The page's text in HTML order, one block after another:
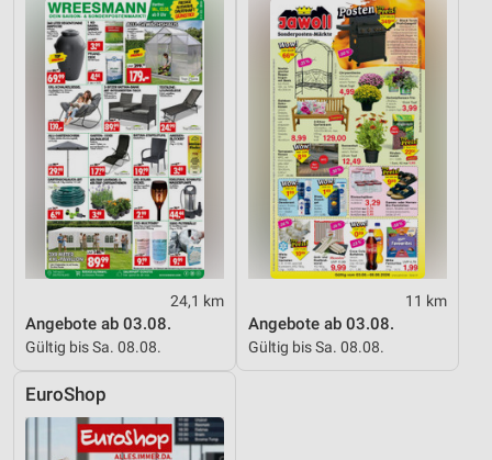
24,1 km
Angebote ab 03.08.
Gültig bis Sa. 08.08.
11 km
Angebote ab 03.08.
Gültig bis Sa. 08.08.
EuroShop
Funktional
Werbung